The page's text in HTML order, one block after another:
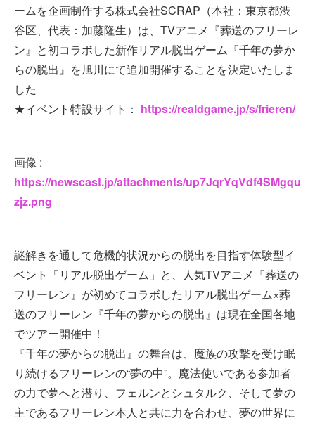
ームを企画制作する株式会社SCRAP（本社：東京都渋
谷区、代表：加藤隆生）は、TVアニメ『葬送のフリーレ
ン』と初コラボした新作リアル脱出ゲーム『千年の夢か
らの脱出』を旭川にて追加開催することを決定いたしま
した
★イベント特設サイト： https://realdgame.jp/s/frieren/
画像 :
https://newscast.jp/attachments/up7JqrYqVdf4SMgqu
zjz.png
謎解きを通して危機的状況からの脱出を目指す体験型イ
ベント「リアル脱出ゲーム」と、人気TVアニメ『葬送の
フリーレン』が初めてコラボしたリアル脱出ゲーム×葬
送のフリーレン『千年の夢からの脱出』は現在全国各地
でツアー開催中！
『千年の夢からの脱出』の舞台は、魔族の攻撃を受け眠
り続けるフリーレンの“夢の中”。魔法使いである参加者
の力で夢へと潜り、フェルンとシュタルク、そして夢の
主であるフリーレン本人と共に力を合わせ、夢の世界に